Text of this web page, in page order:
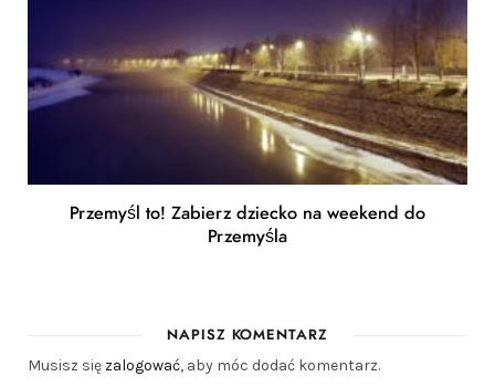
Przemyśl to! Zabierz dziecko na weekend do
Przemyśla
NAPISZ KOMENTARZ
Musisz się zalogować, aby móc dodać komentarz.